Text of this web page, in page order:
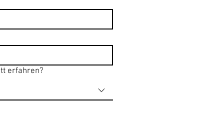
erfahren?